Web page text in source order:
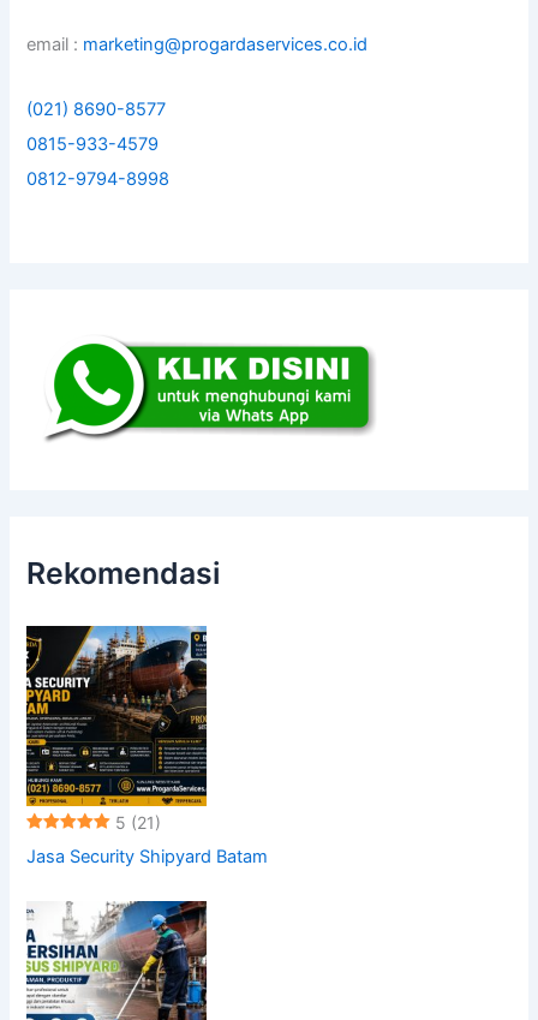
email : marketing@progardaservices.co.id
(021) 8690-8577
0815-933-4579
0812-9794-8998
Rekomendasi
5 (21)
Jasa Security Shipyard Batam